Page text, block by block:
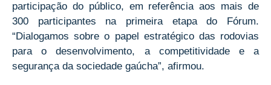
participação do público, em referência aos mais de
300 participantes na primeira etapa do Fórum.
“Dialogamos sobre o papel estratégico das rodovias
para o desenvolvimento, a competitividade e a
segurança da sociedade gaúcha”, afirmou.